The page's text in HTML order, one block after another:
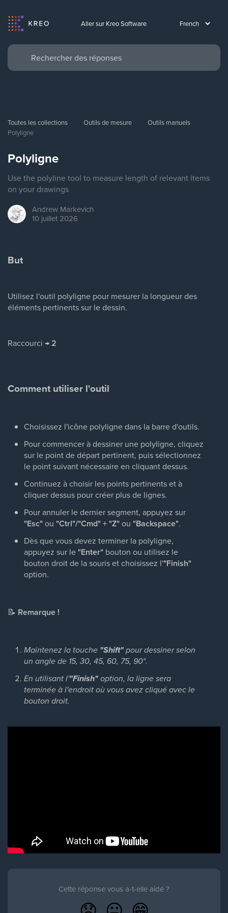
Aller sur Kreo Software
Toutes les collections Outils de mesure
Outils manuels
Polyligne
Polyligne
Use the polyline tool to measure length of relevant items
on your drawings
Andrew Markevich
10 juillet 2026
But
Utilisez l'outil polyligne pour mesurer la longueur des
éléments pertinents sur le dessin.
Raccourci →2
Comment utiliser l'outil
Choisissez l'icône polyligne dans la barre d'outils.
Pour commencer à dessiner une polyligne, cliquez
sur le point de départ pertinent, puis sélectionnez
le point suivant nécessaire en cliquant dessus.
Continuez à choisir les points pertinents et à
cliquer dessus pour créer plus de lignes.
Pour annuler le dernier segment, appuyez sur
"Esc"ou "Ctrl"/"Cmd" + "Z"ou "Backspace".
Dès que vous devez terminer la polyligne,
appuyez sur le"Enter" bouton ou utilisez le
bouton droit de la souris et choisissez l'"Finish"
option.
📝 Remarque !
Maintenez la touche "Shift"pour dessiner selon
un angle de 15, 30, 45, 60, 75, 90°.
En utilisant l'"Finish"option, la ligne sera
terminée à l'endroit où vous avez cliqué avec le
bouton droit.
Cette réponse vous a-t-elle aidé ?